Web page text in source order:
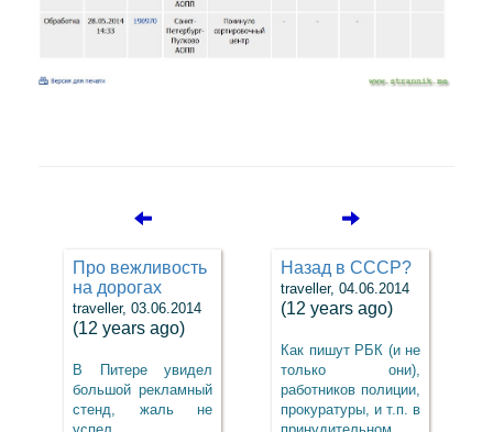
Про вежливость
на дорогах
traveller, 03.06.2014
(12 years ago)
В Питере увидел
большой рекламный
стенд, жаль не
Назад в СССР?
traveller, 04.06.2014
(12 years ago)
Как пишут РБК (и не
только они),
работников полиции,
прокуратуры, и т.п. в